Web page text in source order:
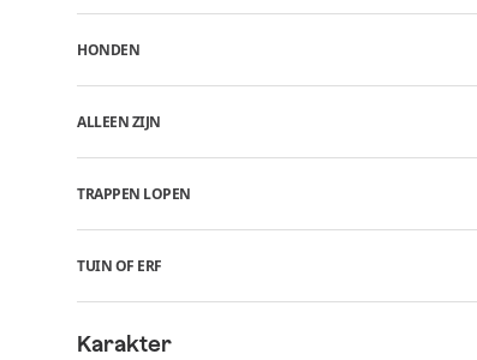
HONDEN
ALLEEN ZIJN
TRAPPEN LOPEN
TUIN OF ERF
Karakter